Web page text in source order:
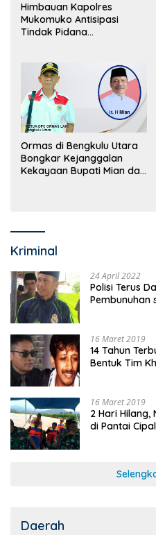
Himbauan Kapolres
Mukomuko Antisipasi
Tindak Pidana
Ormas di Bengkulu Utara
Bongkar Kejanggalan
Kekayaan Bupati Mian dan
Kriminal
24 April 2022
Polisi Terus
Pembunuhan
16 Maret 2019
14 Tahun
Bentuk Tim
16 Maret 2019
2 Hari Hilang,
di Pantai
Daerah